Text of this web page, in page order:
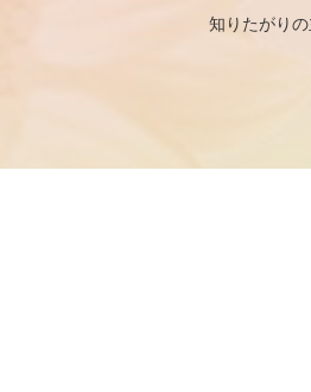
知りた